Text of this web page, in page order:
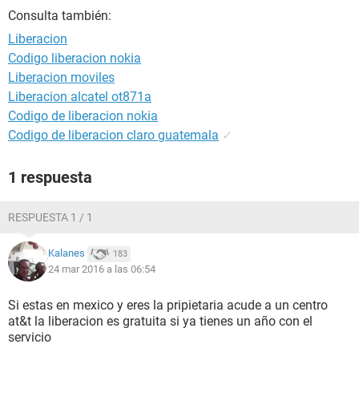
Consulta también:
Liberacion
Codigo liberacion nokia
Liberacion moviles
Liberacion alcatel ot871a
Codigo de liberacion nokia
Codigo de liberacion claro guatemala ✓
1 respuesta
RESPUESTA 1 / 1
Kalanes 183
24 mar 2016 a las 06:54
Si estas en mexico y eres la pripietaria acude a un centro
at&t la liberacion es gratuita si ya tienes un año con el
servicio